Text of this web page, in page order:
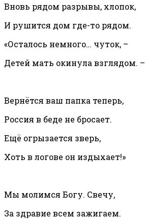
Вновь рядом разрывы, хлопок,
И рушится дом где-то рядом.
«Осталось немного… чуток, –
Детей мать окинула взглядом. –
Вернётся ваш папка теперь,
Россия в беде не бросает.
Ещё огрызается зверь,
Хоть в логове он издыхает!»
Мы молимся Богу. Свечу,
За здравие всем зажигаем.